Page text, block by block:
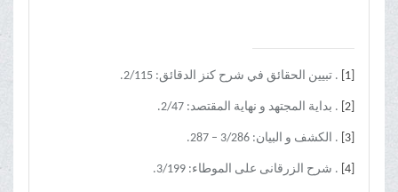
[1] . تبیین الحقائق في شرح کنز الدقائق: 2/115.
[2] . بدایة المجتهد و نهایة المقتصد: 2/47.
[3] . الکشف و البیان: 3/286 – 287.
[4] . شرح الزرقانی علی الموطاء: 3/199.